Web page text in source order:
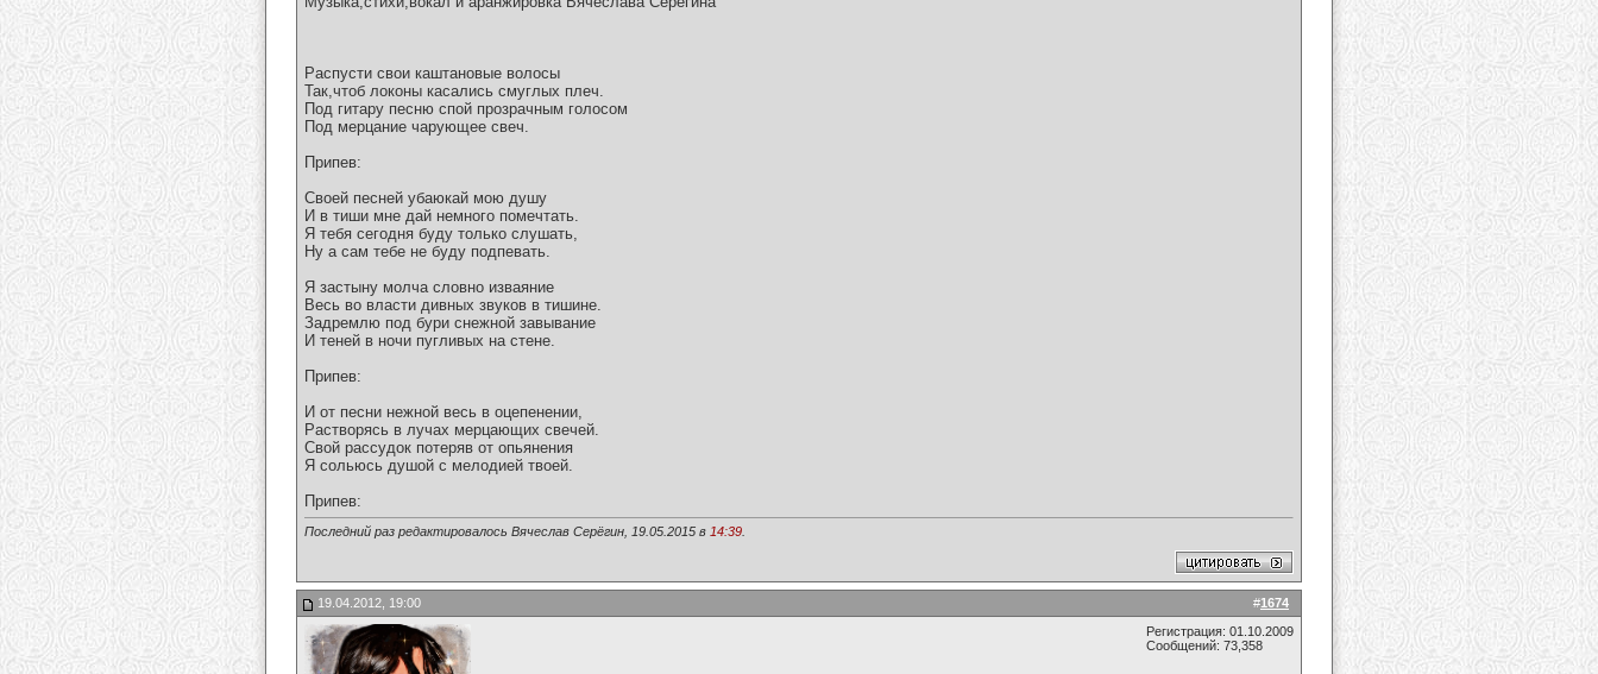
Распусти свои каштановые волосы
Так,чтоб локоны касались смуглых плеч.
Под гитару песню спой прозрачным голосом
Под мерцание чарующее свеч.
Припев:
Своей песней убаюкай мою душу
И в тиши мне дай немного помечтать.
Я тебя сегодня буду только слушать,
Ну а сам тебе не буду подпевать.
Я застыну молча словно изваяние
Весь во власти дивных звуков в тишине.
Задремлю под бури снежной завывание
И теней в ночи пугливых на стене.
Припев:
И от песни нежной весь в оцепенении,
Растворясь в лучах мерцающих свечей.
Свой рассудок потеряв от опьянения
Я сольюсь душой с мелодией твоей.
Припев:
Последний раз редактировалось Вячеслав Серёгин, 19.05.2015 в 14:39
#1674
19.04.2012, 19:00
Регистрация: 01.10.2009
Сообщений: 73,358